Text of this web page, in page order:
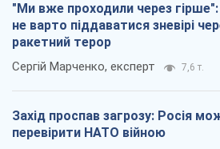
"Ми вже проходили через гірше":
не варто піддаватися зневірі
ракетний терор
Сергій Марченко, експерт 7,6 т.
Захід проспав загрозу: Росія
перевірити НАТО війною